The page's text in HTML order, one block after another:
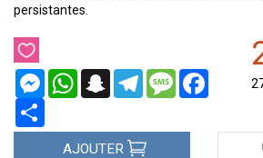
persistantes.
MessengerWhatsAppSnapchatTelegramMessageFacebook
AJOUTER